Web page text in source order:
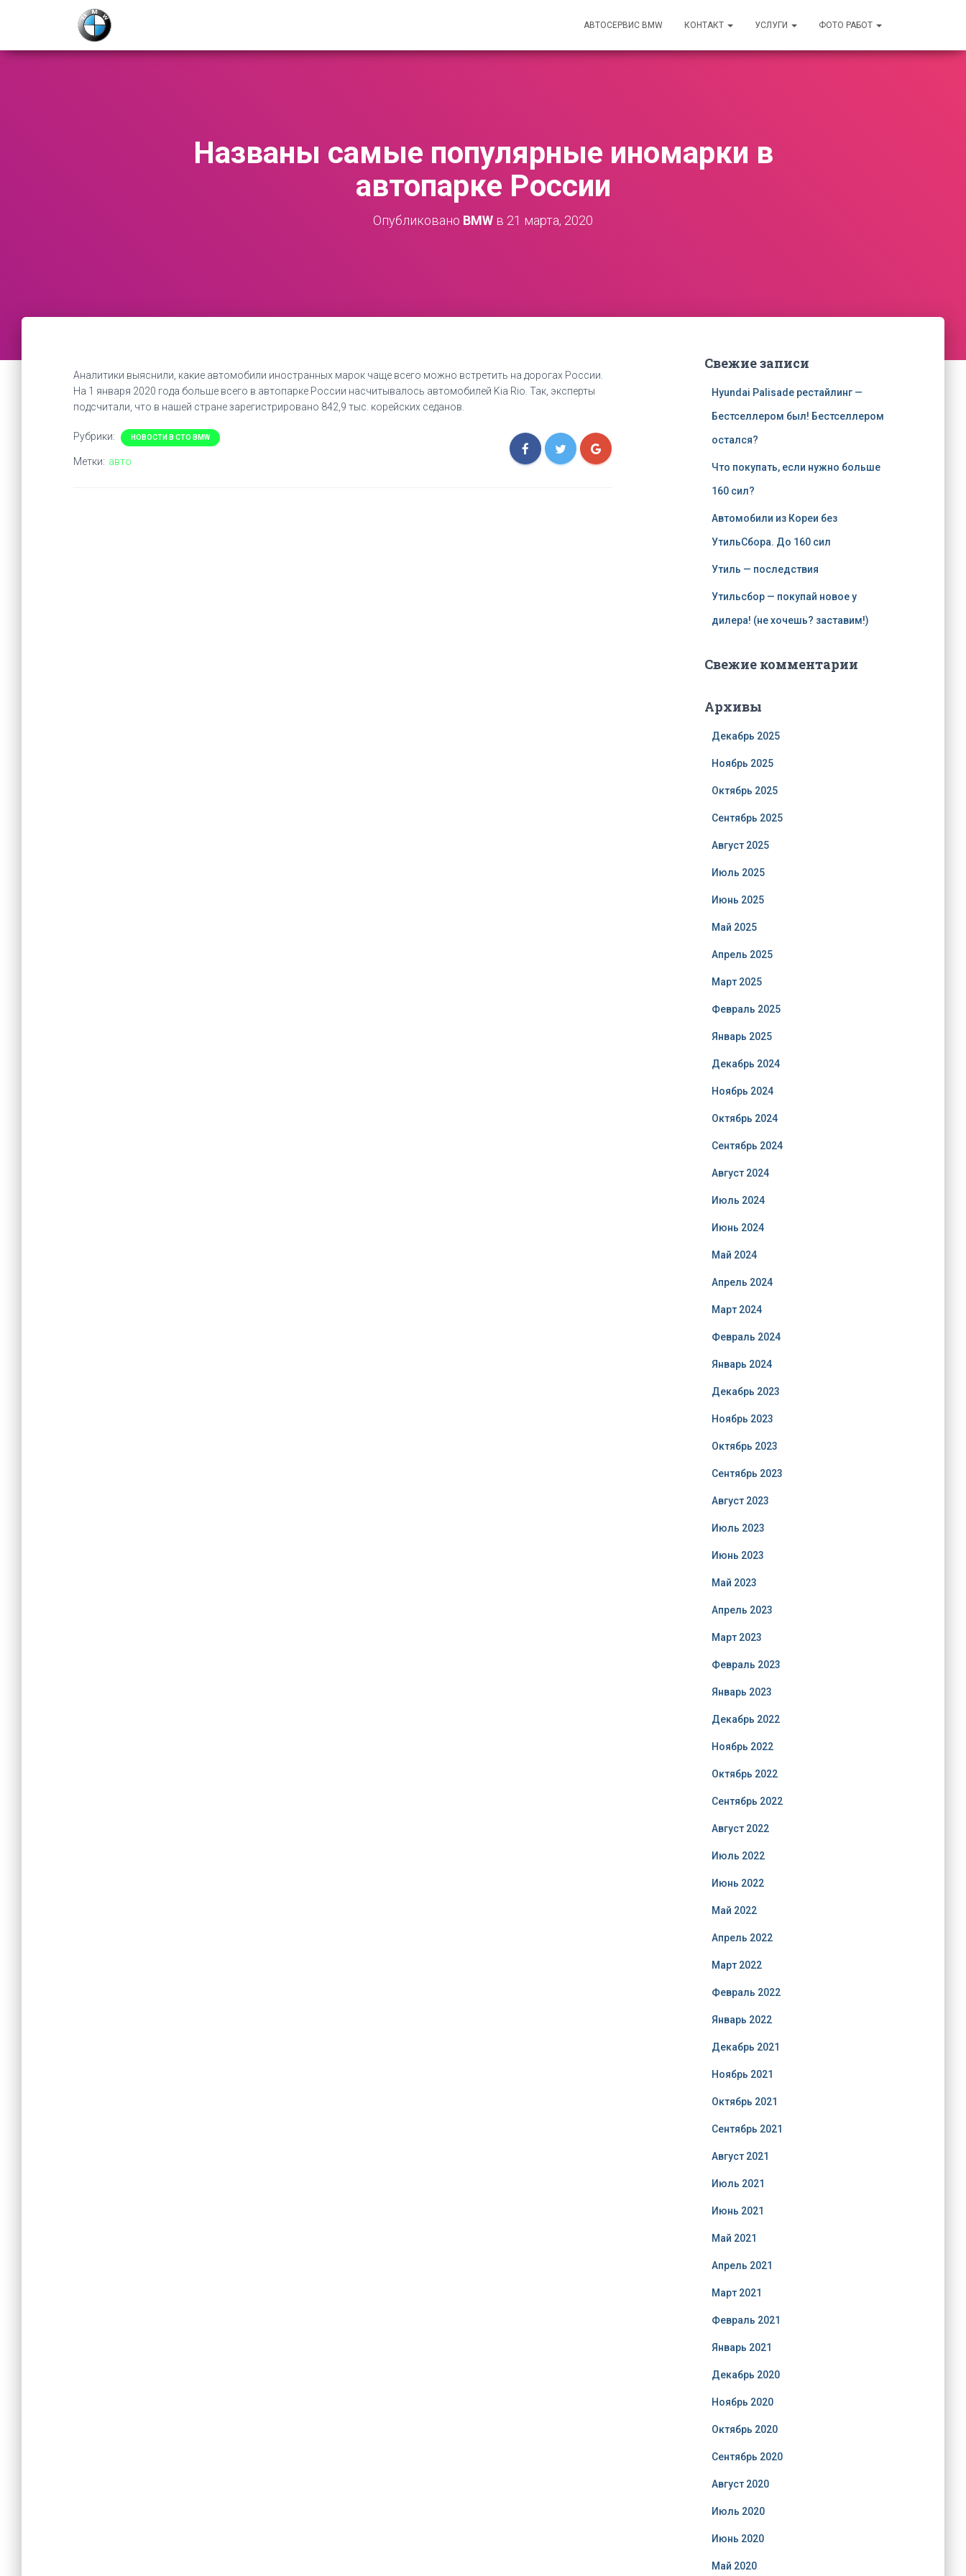
АВТОСЕРВИС BMW КОНТАКТ УСЛУГИ ФОТО РАБОТ
Названы самые популярные иномарки в
автопарке России
Опубликовано BMW в 21 марта, 2020
Аналитики выяснили, какие автомобили иностранных марок чаще всего можно встретить на дорогах России.
На 1 января 2020 года больше всего в автопарке России насчитывалось автомобилей Kia Rio. Так, эксперты
подсчитали, что в нашей стране зарегистрировано 842,9 тыс. корейских седанов.
Рубрики: НОВОСТИ В СТО BMW
Метки: авто
Свежие записи
Hyundai Palisade рестайлинг —
Бестселлером был! Бестселлером
остался?
Что покупать, если нужно больше
160 сил?
Автомобили из Кореи без
УтильСбора. До 160 сил
Утиль — последствия
Утильсбор — покупай новое у
дилера! (не хочешь? заставим!)
Свежие комментарии
Архивы
Декабрь 2025
Ноябрь 2025
Октябрь 2025
Сентябрь 2025
Август 2025
Июль 2025
Июнь 2025
Май 2025
Апрель 2025
Март 2025
Февраль 2025
Январь 2025
Декабрь 2024
Ноябрь 2024
Октябрь 2024
Сентябрь 2024
Август 2024
Июль 2024
Июнь 2024
Май 2024
Апрель 2024
Март 2024
Февраль 2024
Январь 2024
Декабрь 2023
Ноябрь 2023
Октябрь 2023
Сентябрь 2023
Август 2023
Июль 2023
Июнь 2023
Май 2023
Апрель 2023
Март 2023
Февраль 2023
Январь 2023
Декабрь 2022
Ноябрь 2022
Октябрь 2022
Сентябрь 2022
Август 2022
Июль 2022
Июнь 2022
Май 2022
Апрель 2022
Март 2022
Февраль 2022
Январь 2022
Декабрь 2021
Ноябрь 2021
Октябрь 2021
Сентябрь 2021
Август 2021
Июль 2021
Июнь 2021
Май 2021
Апрель 2021
Март 2021
Февраль 2021
Январь 2021
Декабрь 2020
Ноябрь 2020
Октябрь 2020
Сентябрь 2020
Август 2020
Июль 2020
Июнь 2020
Май 2020